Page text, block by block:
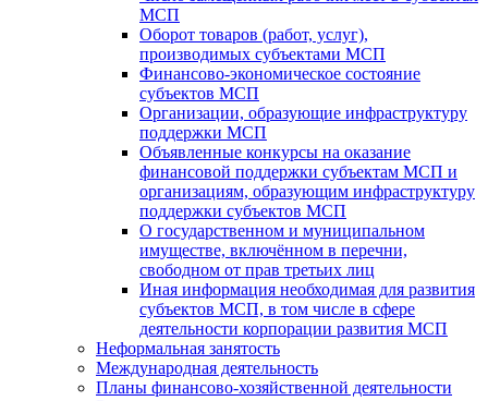
МСП
Оборот товаров (работ, услуг),
производимых субъектами МСП
Финансово-экономическое состояние
субъектов МСП
Организации, образующие инфраструктуру
поддержки МСП
Объявленные конкурсы на оказание
финансовой поддержки субъектам МСП и
организациям, образующим инфраструктуру
поддержки субъектов МСП
О государственном и муниципальном
имуществе, включённом в перечни,
свободном от прав третьих лиц
Иная информация необходимая для развития
субъектов МСП, в том числе в сфере
деятельности корпорации развития МСП
Неформальная занятость
Международная деятельность
Планы финансово-хозяйственной деятельности